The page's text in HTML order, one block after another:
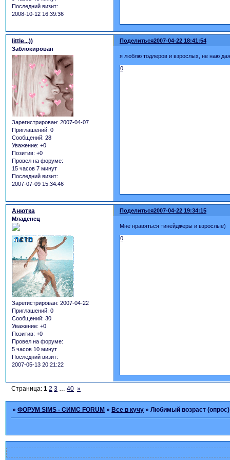
Последний визит:
2008-10-12 16:39:36
Поделиться2007-04-22 18:41:54
little...))
Заблокирован
Зарегистрирован: 2007-04-07
Приглашений: 0
Сообщений: 28
Уважение: +0
Позитив: +0
Провел на форуме:
15 часов 7 минут
Последний визит:
2007-07-09 15:34:46
я люблю тодлеров и взрослых, не наю
0
Поделиться2007-04-22 19:34:15
Анютка
Младенец
Зарегистрирован: 2007-04-22
Приглашений: 0
Сообщений: 30
Уважение: +0
Позитив: +0
Провел на форуме:
5 часов 10 минут
Последний визит:
2007-05-13 20:21:22
Мне нравяться тинейджеры и взрослые)
0
Страница:1 2 3 40 »
»ФОРУМ SIMS - СИМС FORUM » Все в кучу »Любимый возраст (опрос)